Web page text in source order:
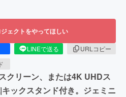
ェクトをやってほしい
LINEで送る
URLコピー
クリーン、または4K UHDス
ックスタンド付き。ジェミニ